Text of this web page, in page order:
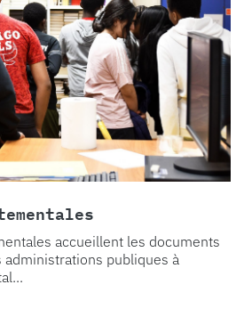
accueillent les documents
publiques à